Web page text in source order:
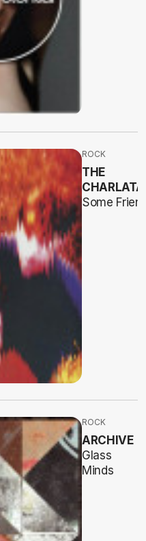
ROCK
THE
Some
ROCK
ARCHIVE
Glass
Minds